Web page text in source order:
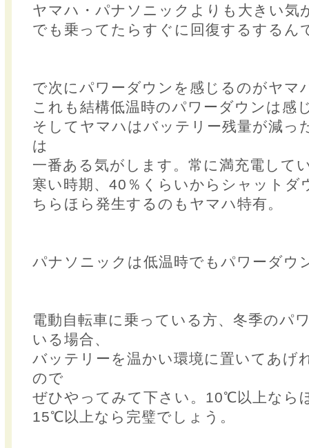
ヤマハ・パナソニックよりも大きい気
でも乗ってたらすぐに回復するするん
で次にパワーダウンを感じるのがヤマ
これも結構低温時のパワーダウンは感
そしてヤマハはバッテリー残量が減っ
は
一番ある気がします。常に満充電して
寒い時期、40％くらいからシャットダ
ちらほら発生するのもヤマハ特有。
パナソニックは低温時でもパワーダウ
電動自転車に乗っている方、冬季のパ
いる場合、
バッテリーを温かい環境に置いてあげ
ので
ぜひやってみて下さい。10℃以上なら
15℃以上なら完璧でしょう。